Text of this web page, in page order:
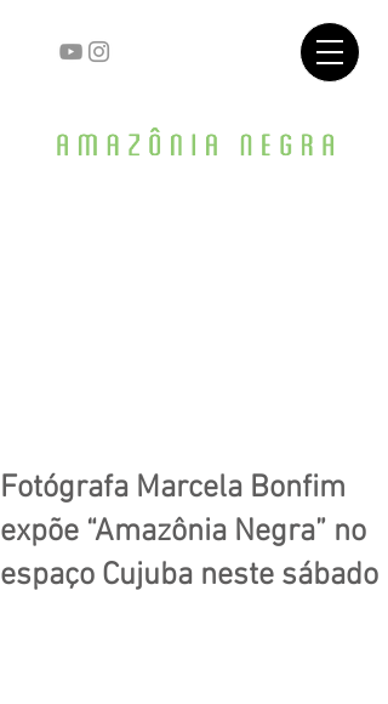
Fotógrafa Marcela Bonfim
expõe “Amazônia Negra” no
espaço Cujuba neste sábado